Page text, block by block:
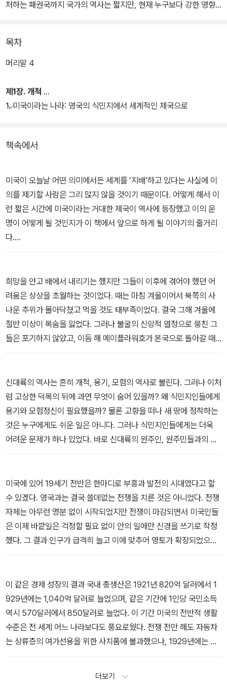
처하는 패권국까지 국가의 역사는 짧지만, 현재 누구보다 강한 영향
책에서는 영국의 식민지 시절 이전의 미 대륙의 모습부터, 세계의 패
권국으로 자리 매김하는 모습과 현재 영향력이 많이 약해진 미국의
계를 반으로 나누는 냉전시대의 핵심국가가 된다. 그리고 데탕트 시
대를 거쳐 소련이 붕괴되며, 세계 유일의 패권국이 된다. 불과 국가가
과연 미국은 어떻게 세계 패권국이 되었으며, 또한 앞으로 미국이 어
인 순간 100장면을 살펴봐야한다. 그들이 외치는 미국의 정신이 발
생된 배경과 이 미국의 정신이 미국을 어디로 이끌고 있는지. 살펴보
는 중요한 장면들이 될 것이다.
목차
머리말 4
제1장. 개척
1. 미국이라는 나라: 영국의 식민지에서 세계적인 제국으로
책속에서
미국이 오늘날 어떤 의미에서든 세계를 ‘지배’하고 있다는 사실에 이
의를 제기할 사람은 그리 많지 않을 것이기 때문이다. 어떻게 해서 이
런 짧은 시간에 미국이라는 거대한 제국이 역사에 등장했고 이의 운
명이 어떻게 될 것인지가 이 책에서 앞으로 하게 될 이야기의 줄거리
다.
-미국이라는 나라 中에서
희망을 안고 배에서 내리기는 했지만 그들이 이후에 겪어야 했던 어
려움은 상상을 초월하는 것이었다. 때는 마침 겨울이어서 북쪽의 사
나운 추위가 몰아닥쳤고 먹을 것도 태부족이었다. 결국 그해 겨울에
절반 이상이 목숨을 잃었다. 그러나 불굴의 신앙적 열정으로 뭉친 그
들은 포기하지 않았고, 이듬 해 메이플라워호가 본국으로 돌아갈 때
아무도 그 배를 다시 타지 않았다.
신대륙의 역사는 흔히 개척, 용기, 모험의 역사로 불린다. 그러나 이처
럼 고상한 덕목의 뒤에 과연 무엇이 숨어 있을까? 왜 식민지인들에게
용기와 모험정신이 필요했을까? 물론 고향을 떠나 새 땅에 정착하는
것은 누구에게도 쉬운 일은 아니다. 그러나 식민지인들에게는 더욱
어려운 문제가 하나 있었다. 바로 신대륙의 원주인, 원주민들과의 싸
움이었다.
미국에 있어 19세기 전반은 한마디로 부흥과 발전의 시대였다고 할
수 있겠다. 영국과는 결국 쓸데없는 전쟁을 치른 것은 아니었다. 전쟁
자체는 아무런 명분 없이 시작되었지만 전쟁이 마감되면서 미국인들
은 이제 바깥일은 걱정할 필요 없이 안의 일에만 신경을 쓰기로 작정
했다. 그 결과 인구가 급격히 늘고 이에 맞추어 영토가 확장되었으며
또 산업 전반의 비약적 발전이 이룩되어 불과 50여 년 만에 미국은
-명백한 계시 中에서
이 같은 경제 성장의 결과 국내 총생산은 1921년 820억 달러에서 1
929년에는 1,040억 달러로 늘었으며, 같은 기간에 1인당 국민소득
역시 570달러에서 850달러로 늘었다. 이 기간 미국의 전반적 생활
수준은 전 세계 어느 나라보다도 풍요로웠다. 전쟁 전만 해도 자동차
는 상류층의 여가선용을 위한 사치품에 불과했으나, 1929년에는 평
균 1가구당 1대 꼴로 자동차가 보급되어 자동차가 생필품으로 자리
더보기